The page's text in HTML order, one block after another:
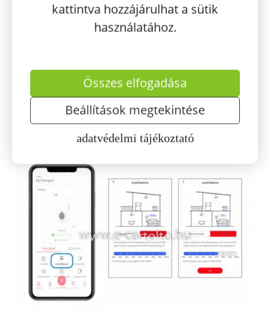
kattintva hozzájárulhat a sütik
használatához.
Összes elfogadása
Beállítások megtekintése
adatvédelmi tájékoztató
létrehozása az App-hoz is egy megoldást jelent.
Ez lehetővé teszi, hogy több ember megoszthassa egymás
– Töltő hozzáadás (és felszabadítás)
– Firmware frissítések
– Töltési Terhelés elosztás – a statikus
teljesítményhatárhoz való hozzáállításhoz